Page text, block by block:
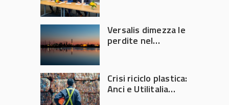
Versalis dimezza le
perdite nel
Crisi riciclo plastica:
Anci e Utilitalia